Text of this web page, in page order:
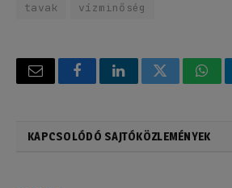
tavak
vízminőség
Email FacebookLinkedInTwitter
KAPCSOLÓDÓ SAJTÓKÖZLEMÉNYEK